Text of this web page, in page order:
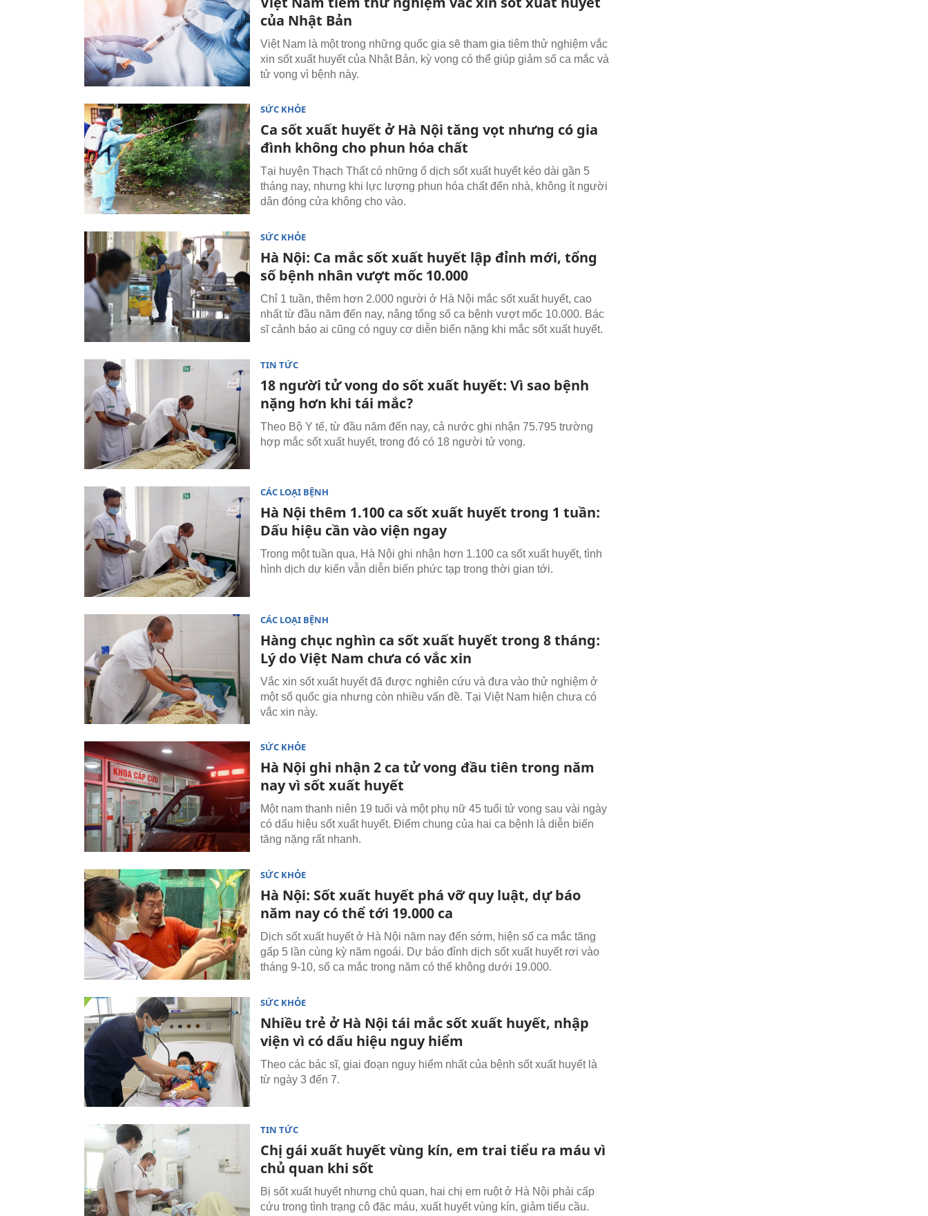
của Nhật Bản
Việt Nam là một trong những quốc gia sẽ tham gia tiêm thử nghiệm vắc
xin sốt xuất huyết của Nhật Bản, kỳ vọng có thể giúp giảm số ca mắc và
tử vong vì bệnh này.
SỨC KHỎE
Ca sốt xuất huyết ở Hà Nội tăng vọt nhưng có gia
đình không cho phun hóa chất
Tại huyện Thạch Thất có những ổ dịch sốt xuất huyết kéo dài gần 5
tháng nay, nhưng khi lực lượng phun hóa chất đến nhà, không ít người
dân đóng cửa không cho vào.
SỨC KHỎE
Hà Nội: Ca mắc sốt xuất huyết lập đỉnh mới, tổng
số bệnh nhân vượt mốc 10.000
Chỉ 1 tuần, thêm hơn 2.000 người ở Hà Nội mắc sốt xuất huyết, cao
nhất từ đầu năm đến nay, nâng tổng số ca bệnh vượt mốc 10.000. Bác
sĩ cảnh báo ai cũng có nguy cơ diễn biến nặng khi mắc sốt xuất huyết.
TIN TỨC
18 người tử vong do sốt xuất huyết: Vì sao bệnh
nặng hơn khi tái mắc?
Theo Bộ Y tế, từ đầu năm đến nay, cả nước ghi nhận 75.795 trường
hợp mắc sốt xuất huyết, trong đó có 18 người tử vong.
CÁC LOẠI BỆNH
Hà Nội thêm 1.100 ca sốt xuất huyết trong 1 tuần:
Dấu hiệu cần vào viện ngay
Trong một tuần qua, Hà Nội ghi nhận hơn 1.100 ca sốt xuất huyết, tình
hình dịch dự kiến vẫn diễn biến phức tạp trong thời gian tới.
CÁC LOẠI BỆNH
Hàng chục nghìn ca sốt xuất huyết trong 8 tháng:
Lý do Việt Nam chưa có vắc xin
Vắc xin sốt xuất huyết đã được nghiên cứu và đưa vào thử nghiệm ở
một số quốc gia nhưng còn nhiều vấn đề. Tại Việt Nam hiện chưa có
vắc xin này.
SỨC KHỎE
Hà Nội ghi nhận 2 ca tử vong đầu tiên trong năm
nay vì sốt xuất huyết
Một nam thanh niên 19 tuổi và một phụ nữ 45 tuổi tử vong sau vài ngày
có dấu hiệu sốt xuất huyết. Điểm chung của hai ca bệnh là diễn biến
tăng nặng rất nhanh.
SỨC KHỎE
Hà Nội: Sốt xuất huyết phá vỡ quy luật, dự báo
năm nay có thể tới 19.000 ca
Dịch sốt xuất huyết ở Hà Nội năm nay đến sớm, hiện số ca mắc tăng
gấp 5 lần cùng kỳ năm ngoái. Dự báo đỉnh dịch sốt xuất huyết rơi vào
tháng 9-10, số ca mắc trong năm có thể không dưới 19.000.
SỨC KHỎE
Nhiều trẻ ở Hà Nội tái mắc sốt xuất huyết, nhập
viện vì có dấu hiệu nguy hiểm
Theo các bác sĩ, giai đoạn nguy hiểm nhất của bệnh sốt xuất huyết là
từ ngày 3 đến 7.
TIN TỨC
Chị gái xuất huyết vùng kín, em trai tiểu ra máu vì
chủ quan khi sốt
Bị sốt xuất huyết nhưng chủ quan, hai chị em ruột ở Hà Nội phải cấp
cứu trong tình trạng cô đặc máu, xuất huyết vùng kín, giảm tiểu cầu.